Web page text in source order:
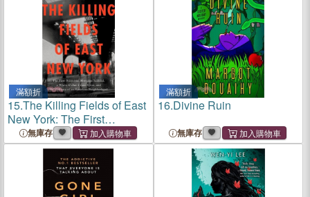
滿額折
15.The Killing Fields of East
New York: The First
Subprime Mortgage
Scandal, a White-Collar
Crime Spree, and the
Collapse of an American
Neighborhood
無庫存
滿額折
16.Divine Ruin
無庫存